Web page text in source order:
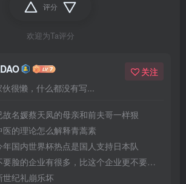
评分
欢迎为Ta评分
伙很懒，什么都没有写...
关注
故名媛蔡天凤的母亲和前夫哥一样狠
医的理论怎么解释青蒿素
年国内世界杯热点是国人支持日本队
脸的企业有很多，比这个企业更不要脸的，应该就没有了
世纪礼崩乐坏